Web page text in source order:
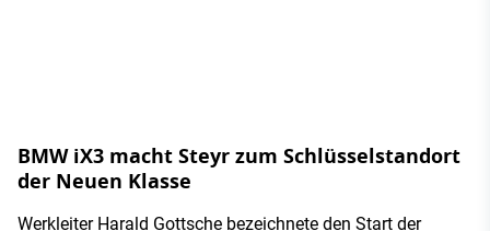
BMW iX3 macht Steyr zum Schlüsselstandort
der Neuen Klasse
Werkleiter Harald Gottsche bezeichnete den Start der